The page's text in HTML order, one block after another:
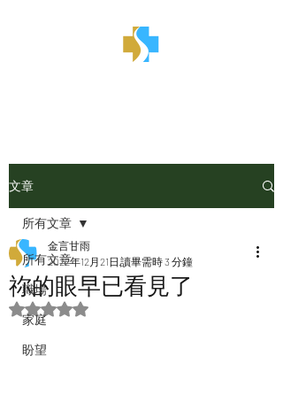
文章
所有文章
職場
家庭
盼望
所有文章
祢的眼早已看見了
金言甘雨
2022年12月21日 讀畢需時 3 分鐘
評等為 NaN（最高為 5 顆星）。